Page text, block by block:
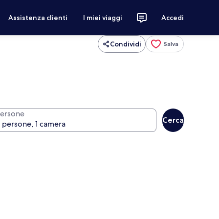
Assistenza clienti I miei viaggi Accedi
Condividi Salva
Cerca